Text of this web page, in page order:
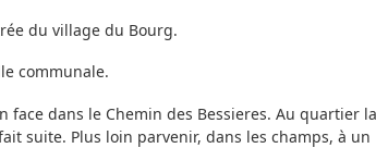
du village du Bourg.
communale.
face dans le Chemin des Bessieres. Au quartier la
suite. Plus loin parvenir, dans les champs, à un